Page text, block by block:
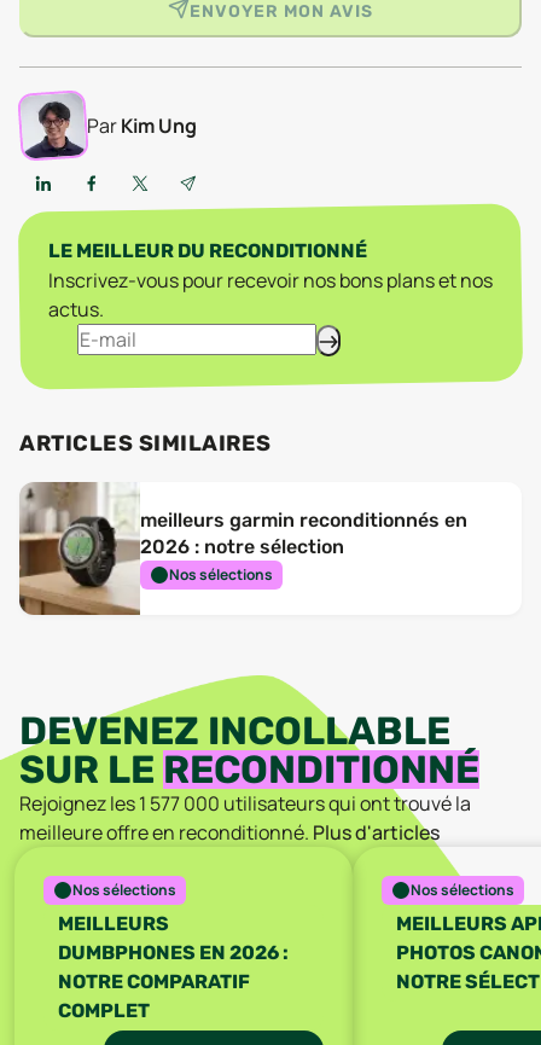
ENVOYER MON AVIS
ParKim Ung
LE MEILLEUR DU RECONDITIONNÉ
Inscrivez-vous pour recevoir nos bons plans et nos
actus.
ARTICLES SIMILAIRES
meilleurs garmin reconditionnés en
2026 : notre sélection
Nos sélections
DEVENEZ INCOLLABLE
SUR LE RECONDITIONNÉ
Rejoignez les1 577 000 utilisateurs qui ont trouvé la
meilleure offre en reconditionné. Plus d'articles
Nos sélections
MEILLEURS
DUMBPHONES EN 2026 :
NOTRE COMPARATIF
COMPLET
Nos sélections
MEILLEURS
PHOTOS
NOTRE